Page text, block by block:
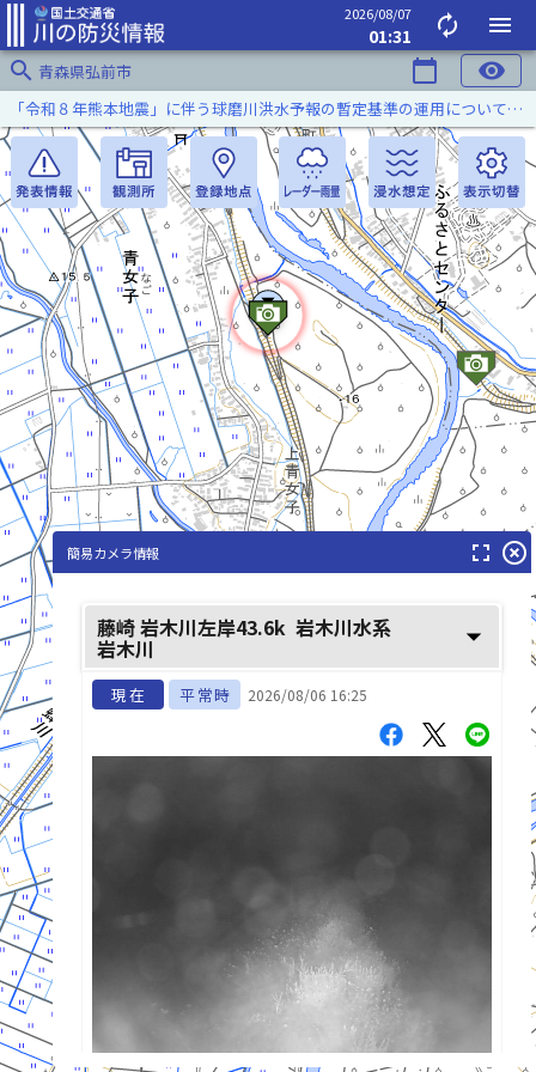
2026/08/07
01:31 autorenew
menu
search 青森県弘前市 calendar_today visibility
大蜂川(だいばちがわ)
「令和８年熊本地震」に伴う球磨川洪水予報の暫定基準の運用について（令和８年８月５日）
簡易カメラ情報 fullscreen highlight_off
藤崎 岩木川左岸43.6k 岩木川水系
岩木川 arrow_drop_down
現在 平常時 2026/08/06 16:25